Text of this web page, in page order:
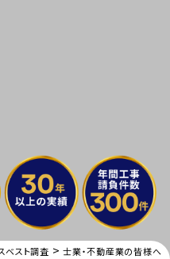
ベスト調査 > 士業・不動産業の皆様へ